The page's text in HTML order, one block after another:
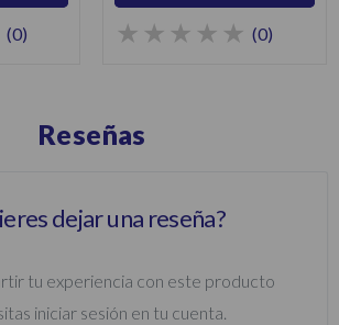
(0) (0)
Reseñas
dejar una reseña?
tu experiencia con este producto
iniciar sesión en tu cuenta.